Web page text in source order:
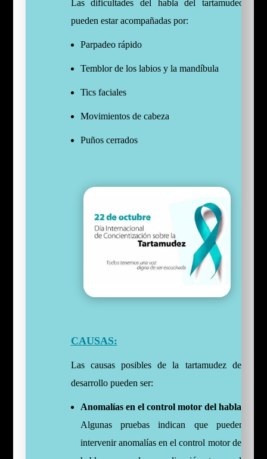
Las dificultades del habla del tartamudeo
pueden estar acompañadas por:
Parpadeo rápido
Temblor de los labios y la mandíbula
Tics faciales
Movimientos de cabeza
Puños cerrados
CAUSAS:
Las causas posibles de la tartamudez del
desarrollo pueden ser:
Anomalías en el control motor del habla.
Algunas pruebas indican que pueden
intervenir anomalías en el control motor del